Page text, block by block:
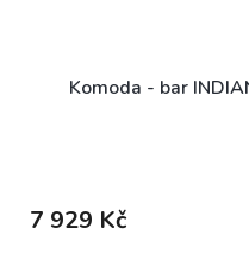
Komoda - bar
7 929 Kč